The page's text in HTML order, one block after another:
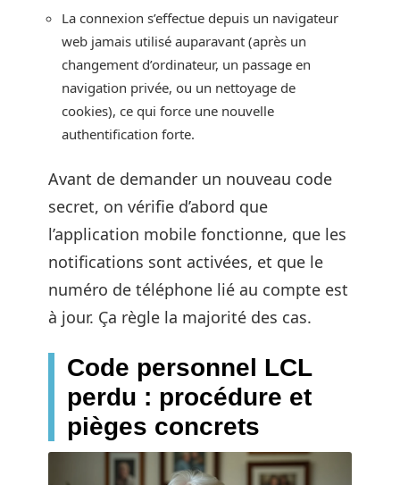
La connexion s’effectue depuis un navigateur
web jamais utilisé auparavant (après un
changement d’ordinateur, un passage en
navigation privée, ou un nettoyage de
cookies), ce qui force une nouvelle
authentification forte.
Avant de demander un nouveau code
secret, on vérifie d’abord que
l’application mobile fonctionne, que les
notifications sont activées, et que le
numéro de téléphone lié au compte est
à jour. Ça règle la majorité des cas.
Code personnel LCL
perdu : procédure et
pièges concrets